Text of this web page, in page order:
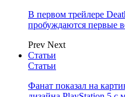
В первом трейлере
пробуждаются первые
Prev Next
Статьи
Статьи
Фанат показал на